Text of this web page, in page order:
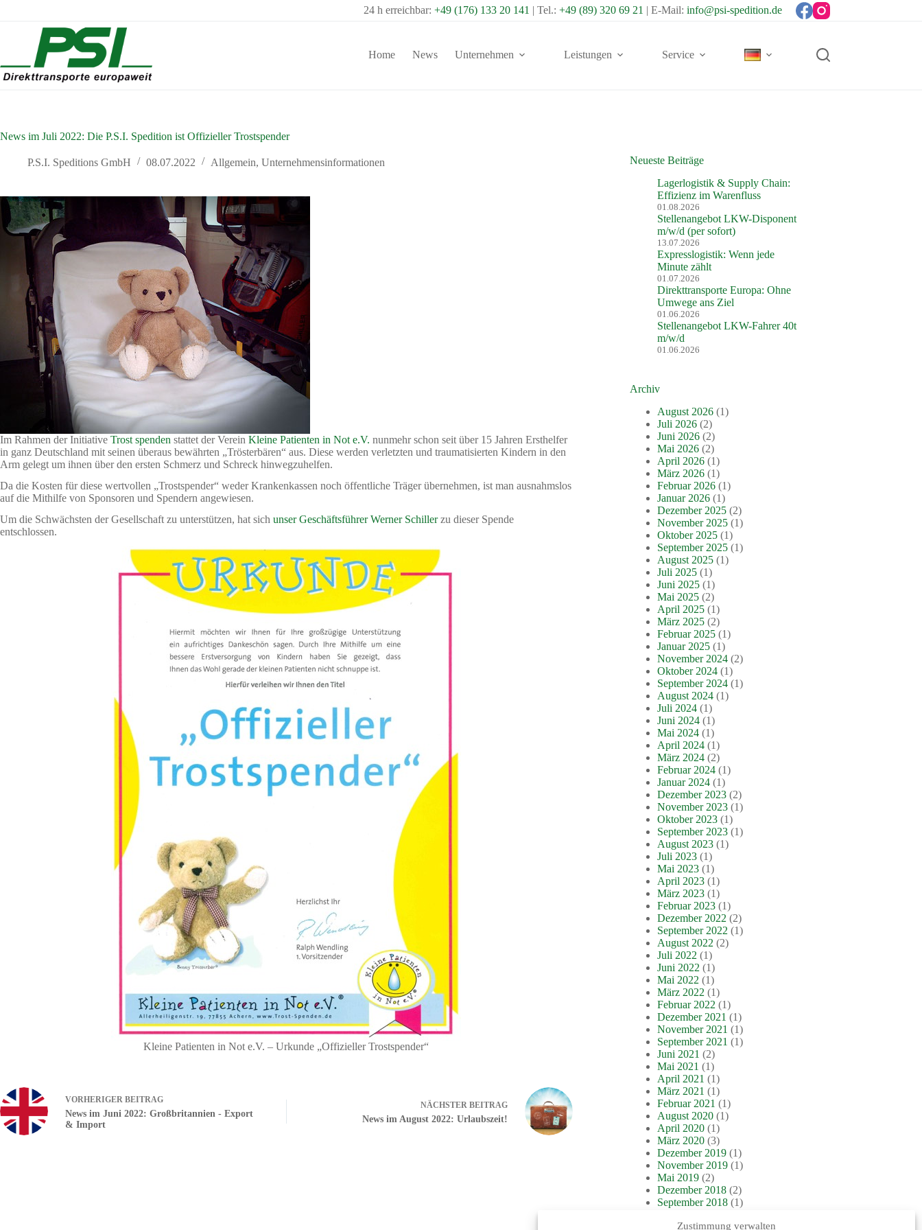
Zustimmung verwalten
24 h erreichbar: +49 (176) 133 20 141 | Tel.: +49 (89) 320 69 21 | E-Mail: info@psi-spedition.de
Home News Unternehmen Leistungen Service
News im Juli 2022: Die P.S.I. Spedition ist Offizieller Trostspender
P.S.I. Speditions GmbH 08.07.2022 Allgemein, Unternehmensinformationen
Im Rahmen der Initiative Trost spenden stattet der Verein Kleine Patienten in Not e.V. nunmehr schon seit über 15 Jahren Ersthelfer
in ganz Deutschland mit seinen überaus bewährten „Trösterbären“ aus. Diese werden verletzten und traumatisierten Kindern in den
Arm gelegt um ihnen über den ersten Schmerz und Schreck hinwegzuhelfen.
Da die Kosten für diese wertvollen „Trostspender“ weder Krankenkassen noch öffentliche Träger übernehmen, ist man ausnahmslos
auf die Mithilfe von Sponsoren und Spendern angewiesen.
Um die Schwächsten der Gesellschaft zu unterstützen, hat sich unser Geschäftsführer Werner Schillerzu dieser Spende
entschlossen.
Kleine Patienten in Not e.V. – Urkunde „Offizieller Trostspender“
VORHERIGER BEITRAG
News im Juni 2022: Großbritannien - Export
& Import
NÄCHSTER BEITRAG
News im August 2022: Urlaubszeit!
Neueste Beiträge
Lagerlogistik & Supply Chain:
Effizienz im Warenfluss
01.08.2026
Stellenangebot LKW-Disponent
m/w/d (per sofort)
13.07.2026
Expresslogistik: Wenn jede
Minute zählt
01.07.2026
Direkttransporte Europa: Ohne
Umwege ans Ziel
01.06.2026
Stellenangebot LKW-Fahrer 40t
m/w/d
01.06.2026
Archiv
August 2026 (1)
Juli 2026 (2)
Juni 2026 (2)
Mai 2026 (2)
April 2026 (1)
März 2026 (1)
Februar 2026 (1)
Januar 2026 (1)
Dezember 2025 (2)
November 2025 (1)
Oktober 2025 (1)
September 2025 (1)
August 2025 (1)
Juli 2025 (1)
Juni 2025 (1)
Mai 2025 (2)
April 2025 (1)
März 2025 (2)
Februar 2025 (1)
Januar 2025 (1)
November 2024 (2)
Oktober 2024 (1)
September 2024 (1)
August 2024 (1)
Juli 2024 (1)
Juni 2024 (1)
Mai 2024 (1)
April 2024 (1)
März 2024 (2)
Februar 2024 (1)
Januar 2024 (1)
Dezember 2023 (2)
November 2023 (1)
Oktober 2023 (1)
September 2023 (1)
August 2023 (1)
Juli 2023 (1)
Mai 2023 (1)
April 2023 (1)
März 2023 (1)
Februar 2023 (1)
Dezember 2022 (2)
September 2022 (1)
August 2022 (2)
Juli 2022 (1)
Juni 2022 (1)
Mai 2022 (1)
März 2022 (1)
Februar 2022 (1)
Dezember 2021 (1)
November 2021 (1)
September 2021 (1)
Juni 2021 (2)
Mai 2021 (1)
April 2021 (1)
März 2021 (1)
Februar 2021 (1)
August 2020 (1)
April 2020 (1)
März 2020 (3)
Dezember 2019 (1)
November 2019 (1)
Mai 2019 (2)
Dezember 2018 (2)
September 2018 (1)
Juni 2018(1)